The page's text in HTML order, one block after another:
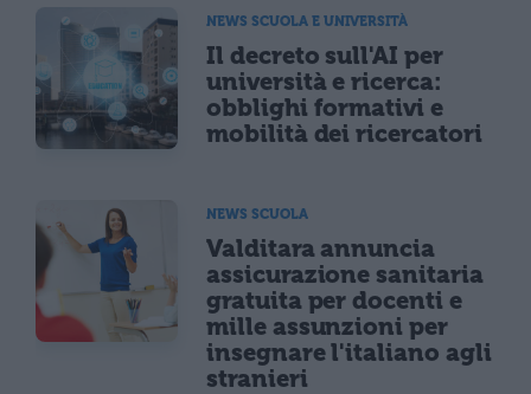
NEWS SCUOLA E UNIVERSITÀ
Il decreto sull'AI per
università e ricerca:
obblighi formativi e
mobilità dei ricercatori
NEWS SCUOLA
Valditara annuncia
assicurazione sanitaria
gratuita per docenti e
mille assunzioni per
insegnare l'italiano agli
stranieri